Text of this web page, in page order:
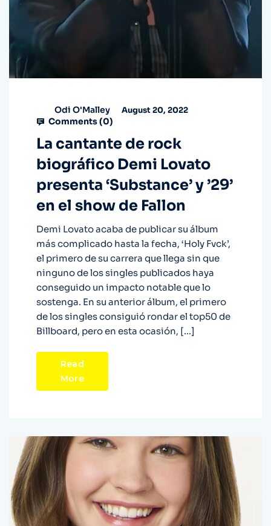
Odi O'Malley August 20, 2022
Comments (0)
La cantante de rock
biográfico Demi Lovato
presenta ‘Substance’ y ’29’
en el show de Fallon
Demi Lovato acaba de publicar su álbum
más complicado hasta la fecha, ‘Holy Fvck’,
el primero de su carrera que llega sin que
ninguno de los singles publicados haya
conseguido un impacto notable que lo
sostenga. En su anterior álbum, el primero
de los singles consiguió rondar el top50 de
Billboard, pero en esta ocasión, […]
Read
More